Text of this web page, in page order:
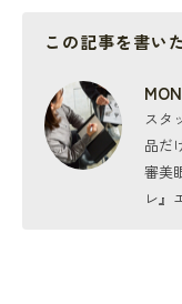
この記事を書い
スタ
品だ
審美
レ』